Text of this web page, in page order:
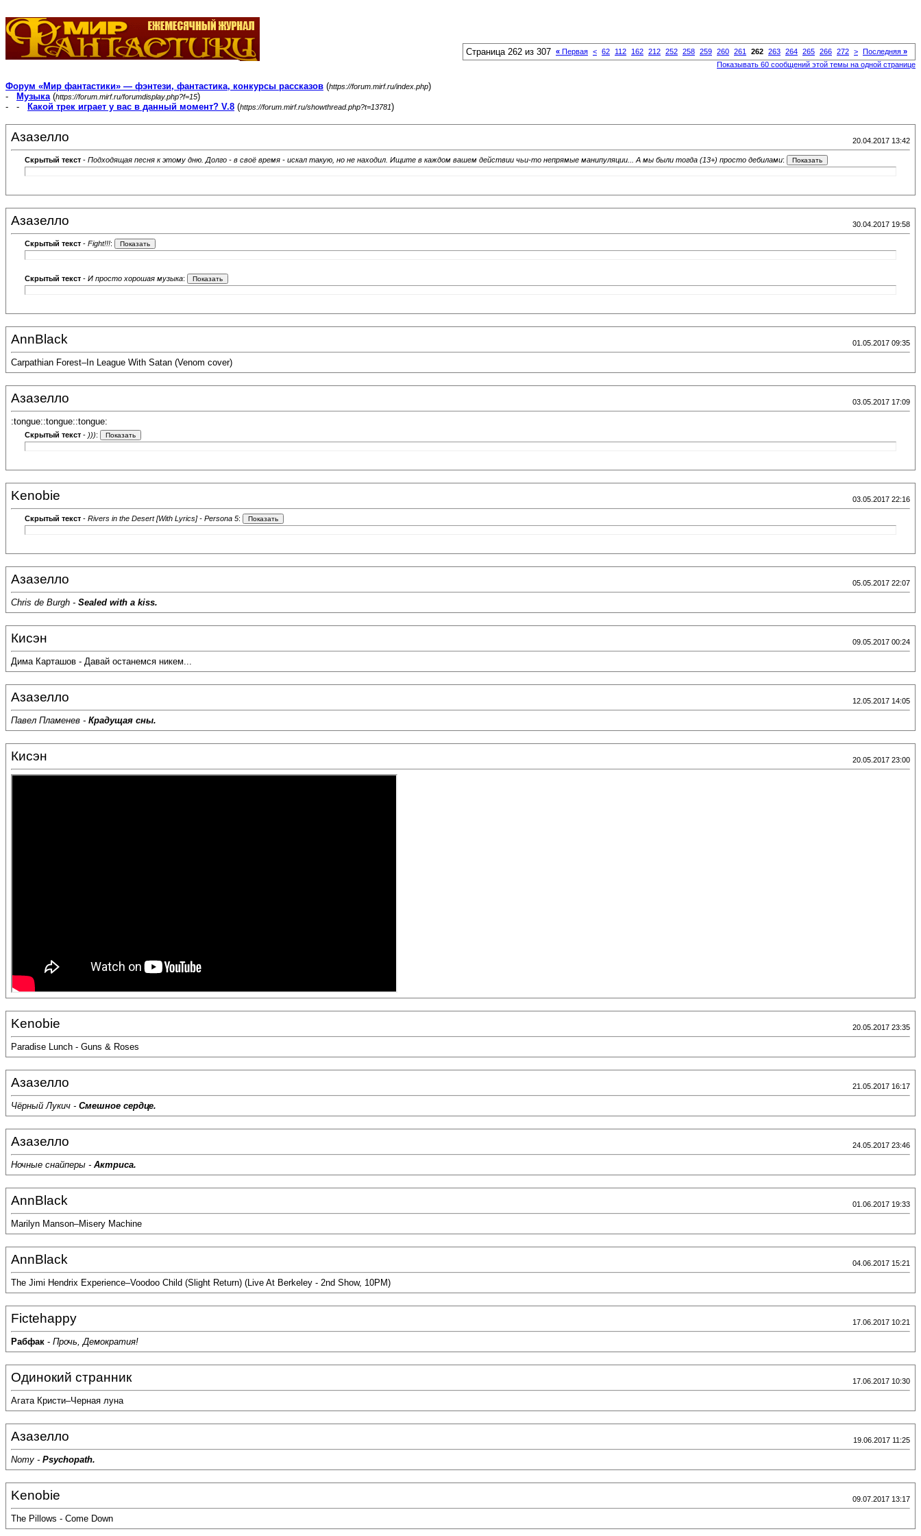
Страница 262 из 307 « Первая < 62 112 162 212 252 258 259 260 261 262 263 264 265 266 272 > Последняя »
Показывать 60 сообщений этой темы на одной странице
Форум «Мир фантастики» — фэнтези, фантастика, конкурсы рассказов (https://forum.mirf.ru/index.php)
-
Музыка(https://forum.mirf.ru/forumdisplay.php?f=15)
- -
Какой трек играет у вас в данный момент? V.8 (https://forum.mirf.ru/showthread.php?t=13781)
Азазелло 20.04.2017 13:42
Скрытый текст - Подходящая песня к этому дню. Долго - в своё время - искал такую, но не находил. Ищите в каждом вашем действии чьи-то непрямые манипуляции... А мы были тогда (13+) просто дебилами:
Азазелло 30.04.2017 19:58
Скрытый текст - Fight!!!:
Скрытый текст - И просто хорошая музыка:
AnnBlack 01.05.2017 09:35
Carpathian Forest–In League With Satan (Venom cover)
Азазелло 03.05.2017 17:09
:tongue::tongue::tongue:
Скрытый текст - ))):
Kenobie 03.05.2017 22:16
Скрытый текст - Rivers in the Desert [With Lyrics] - Persona 5:
Азазелло 05.05.2017 22:07
Chris de Burgh - Sealed with a kiss.
Кисэн 09.05.2017 00:24
Дима Карташов - Давай останемся никем...
Азазелло 12.05.2017 14:05
Павел Пламенев - Крадущая сны.
Кисэн 20.05.2017 23:00
Kenobie 20.05.2017 23:35
Paradise Lunch - Guns & Roses
Азазелло 21.05.2017 16:17
Чёрный Лукич - Смешное сердце.
Азазелло 24.05.2017 23:46
Ночные снайперы - Актриса.
AnnBlack 01.06.2017 19:33
Marilyn Manson–Misery Machine
AnnBlack 04.06.2017 15:21
The Jimi Hendrix Experience–Voodoo Child (Slight Return) (Live At Berkeley - 2nd Show, 10PM)
Fictehappy 17.06.2017 10:21
Рабфак - Прочь, Демократия!
Одинокий странник 17.06.2017 10:30
Агата Кристи–Черная луна
Азазелло 19.06.2017 11:25
Nomy - Psychopath.
Kenobie 09.07.2017 13:17
The Pillows - Come Down